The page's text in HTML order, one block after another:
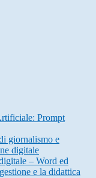
Prompt
giornalismo e
digitale
– Word ed
e la didattica